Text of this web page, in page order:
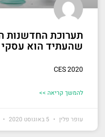
תערוכת החדשנות
שהעתיד הוא עסקי
CES 2020
להמשך קריאה >>
עופר פלין